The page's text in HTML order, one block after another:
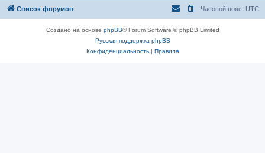
Список форумов Часовой пояс: UTC
Создано на основе phpBB® Forum Software © phpBB Limited
Русская поддержка phpBB
Конфиденциальность| Правила